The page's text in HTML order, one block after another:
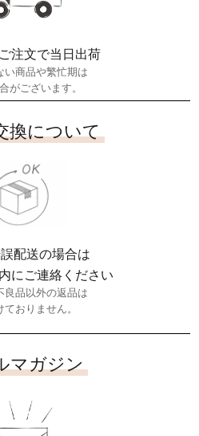
注文で当日出荷
商品や繁忙期は
がございます。
換について
配送の場合は
にご連絡ください
良品以外の返品は
おりません。
マガジン